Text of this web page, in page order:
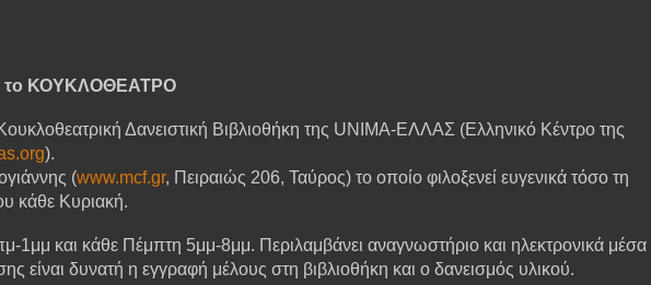
το ΚΟΥΚΛΟΘΕΑΤΡΟ
Δανειστική Βιβλιοθήκη της UNIMA-ΕΛΛΑΣ (Ελληνικό Κέντρο της
.org).
(www.mcf.gr, Πειραιώς 206, Ταύρος) το οποίο φιλοξενεί ευγενικά τόσο τη
κάθε Κυριακή.
1μμ και κάθε Πέμπτη 5μμ-8μμ. Περιλαμβάνει αναγνωστήριο και ηλεκτρονικά μέσα
είναι δυνατή η εγγραφή μέλους στη βιβλιοθήκη και ο δανεισμός υλικού.